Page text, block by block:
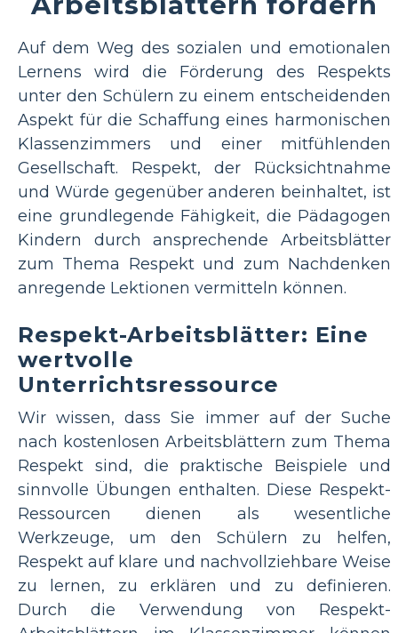
Auf dem Weg des sozialen und emotionalen
Lernens wird die Förderung des Respekts
unter den Schülern zu einem entscheidenden
Aspekt für die Schaffung eines harmonischen
Klassenzimmers und einer mitfühlenden
Gesellschaft. Respekt, der Rücksichtnahme
und Würde gegenüber anderen beinhaltet, ist
eine grundlegende Fähigkeit, die Pädagogen
Kindern durch ansprechende Arbeitsblätter
zum Thema Respekt und zum Nachdenken
anregende Lektionen vermitteln können.
Respekt-Arbeitsblätter: Eine
wertvolle
Unterrichtsressource
Wir wissen, dass Sie immer auf der Suche
nach kostenlosen Arbeitsblättern zum Thema
Respekt sind, die praktische Beispiele und
sinnvolle Übungen enthalten. Diese Respekt-
Ressourcen dienen als wesentliche
Werkzeuge, um den Schülern zu helfen,
Respekt auf klare und nachvollziehbare Weise
zu lernen, zu erklären und zu definieren.
Durch die Verwendung von Respekt-